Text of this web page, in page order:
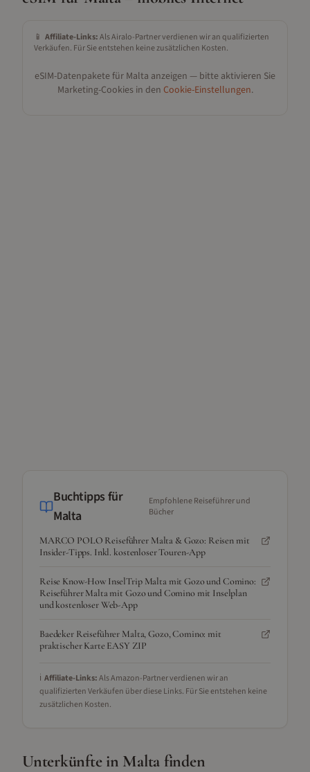
📱 Affiliate-Links:Als Airalo-Partner verdienen wir an qualifizierten
Verkäufen. Für Sie entstehen keine zusätzlichen Kosten.
eSIM-Datenpakete für Malta anzeigen — bitte aktivieren Sie
Marketing-Cookies in den Cookie-Einstellungen.
Buchtipps für
Malta
Empfohlene Reiseführer und
Bücher
MARCO POLO Reiseführer Malta & Gozo: Reisen mit
Insider-Tipps. Inkl. kostenloser Touren-App
Reise Know-How InselTrip Malta mit Gozo und Comino:
Reiseführer Malta mit Gozo und Comino mit Inselplan
und kostenloser Web-App
Baedeker Reiseführer Malta, Gozo, Comino: mit
praktischer Karte EASY ZIP
ℹ️ Affiliate-Links:Als Amazon-Partner verdienen wir an
qualifizierten Verkäufen über diese Links. Für Sie entstehen keine
zusätzlichen Kosten.
Unterkünfte in Malta finden